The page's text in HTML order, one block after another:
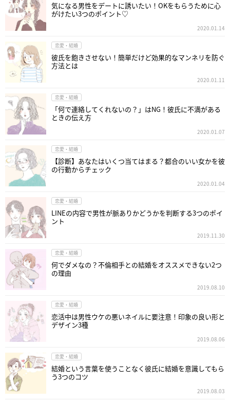
気になる男性をデートに誘いたい！OKをもらうために心
がけたい3つのポイント♡
2020.01.14
恋愛・結婚
彼氏を飽きさせない！簡単だけど効果的なマンネリを防ぐ
方法とは
2020.01.11
恋愛・結婚
「何で連絡してくれないの？」はNG！彼氏に不満がある
ときの伝え方
2020.01.07
恋愛・結婚
【診断】あなたはいくつ当てはまる？都合のいい女かを彼
の行動からチェック
2020.01.04
恋愛・結婚
LINEの内容で男性が脈ありかどうかを判断する3つのポイ
ント
2019.11.30
恋愛・結婚
何でダメなの？不倫相手との結婚をオススメできない2つ
の理由
2019.08.10
恋愛・結婚
恋活中は男性ウケの悪いネイルに要注意！印象の良い形と
デザイン3種
2019.08.06
恋愛・結婚
結婚という言葉を使うことなく彼氏に結婚を意識してもら
う3つのコツ
2019.08.03